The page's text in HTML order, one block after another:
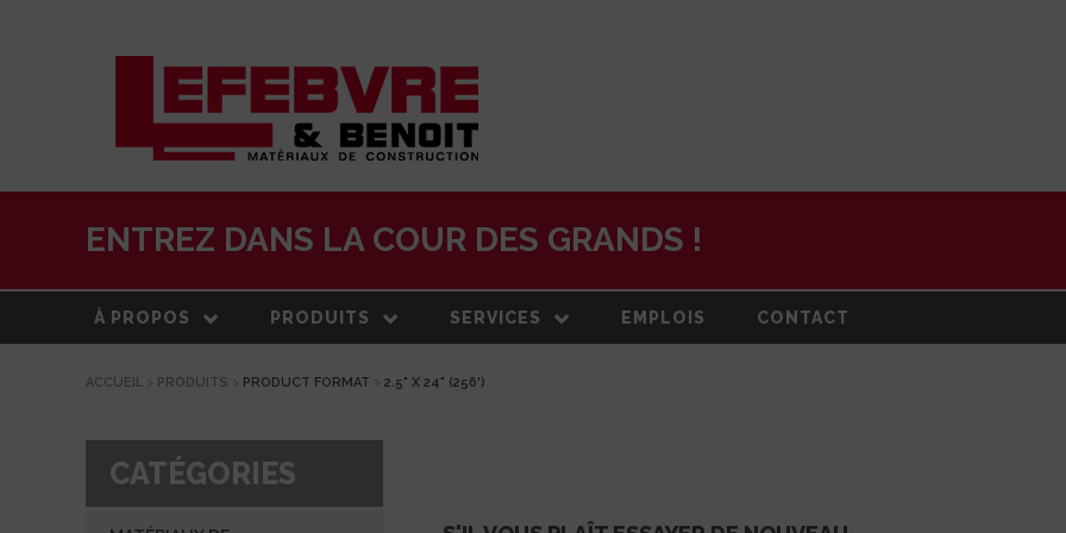
ENTREZ DANS LA COUR DES GRANDS !
À PROPOS
À PROPOS
ÉQUIPE
PRODUITS
MATÉRIAUX DE
SERVICES
LIVRAISON
EMPLOIS CONTACT
ACCUEIL > PRODUITS > PRODUCT FORMAT > 2.5" X 24" (256')
CATÉGORIES